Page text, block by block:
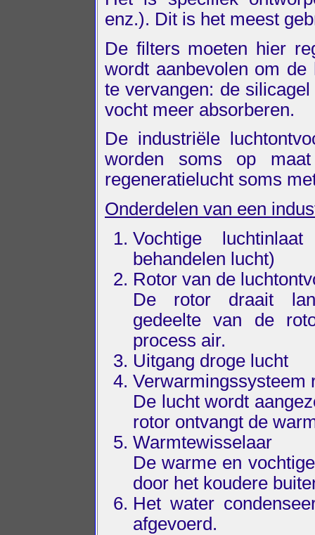
enz.). Dit is het meest
De filters moeten hier
wordt aanbevolen om de
te vervangen: de
vocht meer absorberen.
De industriële
worden soms op
regeneratielucht soms
Onderdelen van een
Vochtige
behandelen lucht)
Rotor van de
De rotor draait
gedeelte van de
process air.
Uitgang droge lucht
Verwarmingssysteem
De lucht wordt
rotor ontvangt de
Warmtewisselaar
De warme en
door het koudere
Het water
afgevoerd.